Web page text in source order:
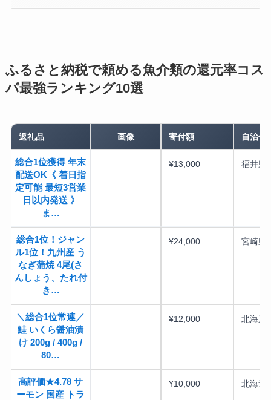
ふるさと納税で頼める魚介類の還元率コス
パ最強ランキング10選
返礼品 画像 寄付額 自治体
総合1位獲得 年末
配送OK《 着日指
定可能 最短3営業
日以内発送 》
ま…
¥13,000 福井県
総合1位！ジャン
ル1位！九州産 う
なぎ蒲焼 4尾(さ
んしょう、たれ付
き…
¥24,000 宮崎県
＼総合1位常連／
鮭 いくら醤油漬
け 200g / 400g /
80…
¥12,000 北海道
高評価★4.78 サ
ーモン 国産 トラ
¥10,000 北海道